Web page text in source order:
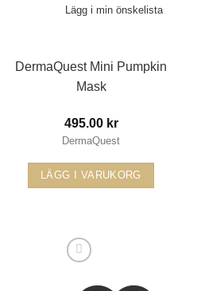
Lägg i min önskelista
DermaQuest Mini Pumpkin
Mask
495.00 kr
DermaQuest
LÄGG I VARUKORG